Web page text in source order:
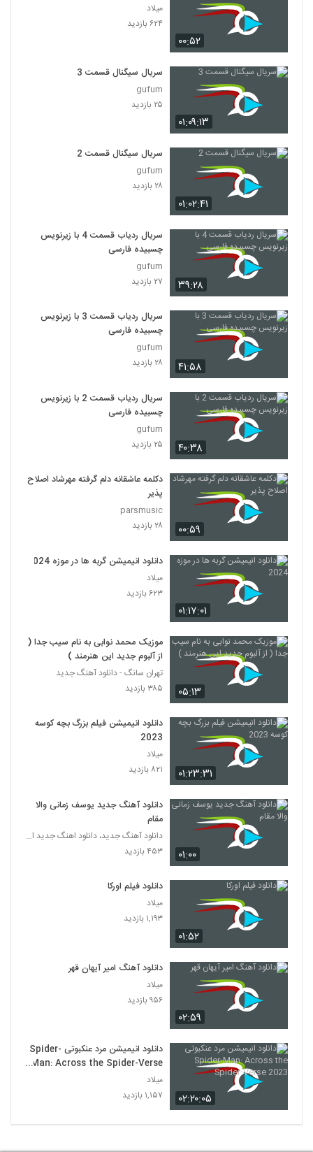
۰۰:۵۲
میلاد
۶۲۴ بازدید
۰۱:۰۹:۱۳
سریال سیگنال قسمت 3
gufum
۲۵ بازدید
۰۱:۰۲:۴۱
سریال سیگنال قسمت 2
gufum
۲۸ بازدید
۳۹:۲۸
سریال ردیاب قسمت 4 با زیرنویس
چسبیده فارسی
gufum
۲۷ بازدید
۴۱:۵۸
سریال ردیاب قسمت 3 با زیرنویس
چسبیده فارسی
gufum
۲۸ بازدید
۴۰:۳۸
سریال ردیاب قسمت 2 با زیرنویس
چسبیده فارسی
gufum
۲۵ بازدید
۰۰:۵۹
دکلمه عاشقانه دلم گرفته مهرشاد اصلاح
پذیر
parsmusic
۲۸ بازدید
۰۱:۱۷:۰۱
دانلود انیمیشن گربه ها در موزه 2024
میلاد
۶۲۳ بازدید
۰۵:۱۳
موزیک محمد نوابی به نام سیب جدا (
از آلبوم جدید این هنرمند )
تهران سانگ - دانلود آهنگ جدید
۳۸۵ بازدید
۰۱:۲۳:۳۱
دانلود انیمیشن فیلم بزرگ بچه‌ کوسه
2023
میلاد
۸۲۱ بازدید
۰۱:۰۰
دانلود آهنگ جدید یوسف زمانی والا
مقام
دانلود آهنگ جدید، دانلود اهنگ جدید ایرانی
۴۵۳ بازدید
۰۱:۵۲
دانلود فیلم اورکا
میلاد
۱,۱۹۳ بازدید
۰۲:۵۹
دانلود آهنگ امیر آیهان قهر
میلاد
۹۵۶ بازدید
۰۲:۲۰:۰۵
دانلود انیمیشن مرد عنکبوتی Spider-
Man: Across the Spider-Verse
2023
میلاد
۱,۱۵۷ بازدید